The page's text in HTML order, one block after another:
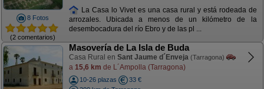
8 Fotos
(2 comentarios)
La Casa lo Vivet es una casa rural y está rodeada de
arrozales. Ubicada a menos de un kilómetro de la
desembocadura del río Ebro y de las pl ...
Masovería de La Isla de Buda
Casa Rural en Sant Jaume d´Enveja (Tarragona)
a 15,6 km de L´Ampolla (Tarragona)
10-26 plazas
33 €